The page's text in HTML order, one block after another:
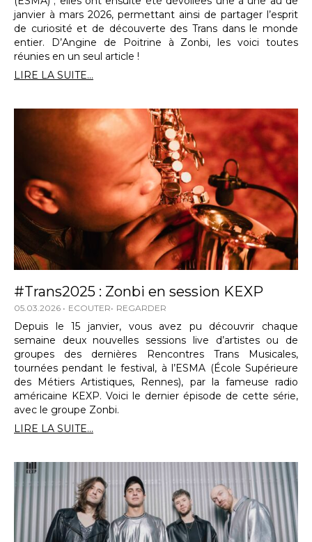
janvier à mars 2026, permettant ainsi de partager l’esprit
de curiosité et de découverte des Trans dans le monde
entier. D’Angine de Poitrine à Zonbi, les voici toutes
réunies en un seul article !
LIRE LA SUITE...
#Trans2025 : Zonbi en session KEXP
05.03.2026 ECOUTER REGARDER
Depuis le 15 janvier, vous avez pu découvrir chaque
semaine deux nouvelles sessions live d’artistes ou de
groupes des dernières Rencontres Trans Musicales,
tournées pendant le festival, à l’ESMA (École Supérieure
des Métiers Artistiques, Rennes), par la fameuse radio
américaine KEXP. Voici le dernier épisode de cette série,
avec le groupe Zonbi.
LIRE LA SUITE...